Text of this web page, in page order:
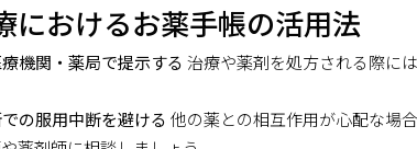
におけるお薬手帳の活用法
機関・薬局で提示する 治療や薬剤を処方される際に
の服用中断を避ける 他の薬との相互作用が心配な場